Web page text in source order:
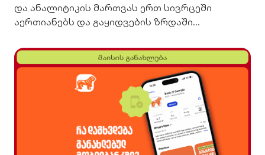
და ანალიტიკის მართვას ერთ სივრცეში
აერთიანებს და გაყიდვების ზრდაში